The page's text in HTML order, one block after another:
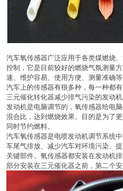
汽车氧传感器广泛应用于各类煤燃烧
控制，它是目前较好的燃烧气氛测量
速、维护容易、使用方便、测量准确等
汽车上的传感器有很多种，每一种都
三元催化转化器减少排气污染的发动
发动机是电脑调节的，氧传感器给电
混合比，达到燃烧效果。目的是为了
同时节约燃料。
汽车氧传感器是电喷发动机调节系统
车尾气排放、减少汽车对环境污染、
关键部件。氧传感器都安装在发动机
部分安装在三元催化器之前，第二个